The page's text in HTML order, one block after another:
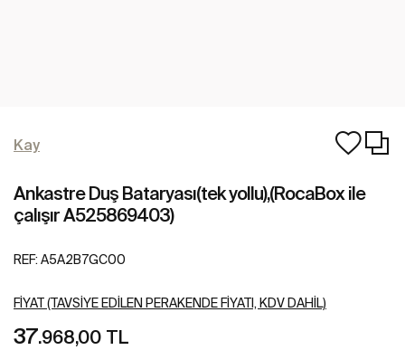
Kay
Ankastre Duş Bataryası(tek yollu),(RocaBox ile
çalışır A525869403)
REF: A5A2B7GC00
FIYAT (TAVSIYE EDILEN PERAKENDE FIYATI, KDV DAHIL)
37.968,00 TL